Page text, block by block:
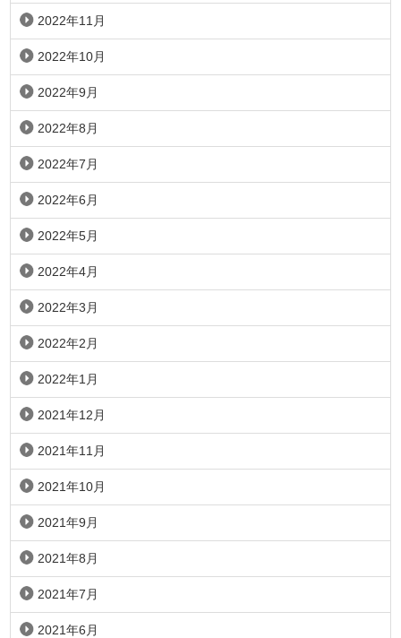
2022年11月
2022年10月
2022年9月
2022年8月
2022年7月
2022年6月
2022年5月
2022年4月
2022年3月
2022年2月
2022年1月
2021年12月
2021年11月
2021年10月
2021年9月
2021年8月
2021年7月
2021年6月